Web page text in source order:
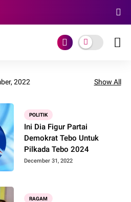
2022 Show All
POLITIK
Ini Dia Figur Partai
Demokrat Tebo Untuk
Pilkada Tebo 2024
December 31, 2022
RAGAM